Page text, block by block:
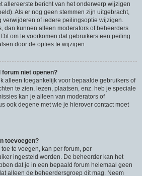
allereerste bericht van het onderwerp wijzigen
Als er nog geen stemmen zijn uitgebracht,
verwijderen of iedere peilingsoptie wijzigen.
dan kunnen alleen moderators of beheerders
om te voorkomen dat gebruikers een peiling
door de opties te wijzigen.
forum niet openen?
alleen toegankelijk voor bepaalde gebruikers of
te zien, lezen, plaatsen, enz. heb je speciale
kan je alleen van moderators of
ook degene met wie je hierover contact moet
toevoegen?
te voegen, kan per forum, per
ingesteld worden. De beheerder kan het
dat je in een bepaald forum helemaal geen
alleen de beheerdersgroep dit mag. Neem